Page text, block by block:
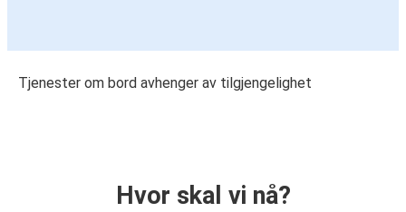
Tjenester om bord avhenger av tilgjengelighet
Hvor skal vi nå?